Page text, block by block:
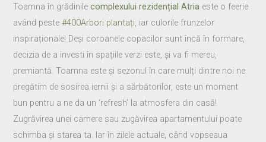
Toamna în grădinilecomplexului rezidențial Atria este o feerie
având peste#400Arbori plantați, iar culorile frunzelor
inspiraționale! Deși coroanele copacilor sunt încă în formare,
decizia de a investi în spațiile verzi este, și va fi mereu,
premiantă. Toamna este și sezonul în care mulți dintre noi ne
pregătim de sosirea iernii și a sărbătorilor, este un moment
bun pentru a ne da un ‘refresh’ la atmosfera din casă!
Zugrăvirea unei camere sau zugăvirea apartamentului poate
schimba și starea ta. Iar în zilele actuale, când vopseaua